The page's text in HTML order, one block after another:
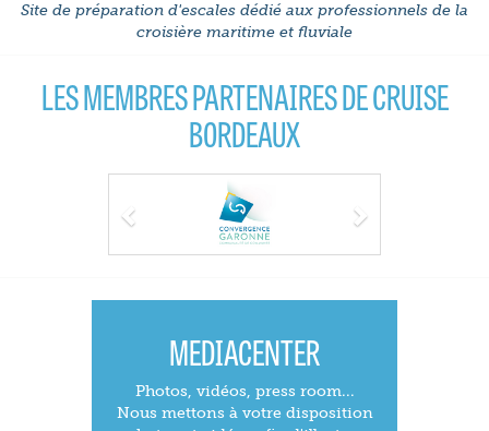
Site de préparation d'escales dédié aux professionnels de la
croisière maritime et fluviale
LES MEMBRES PARTENAIRES DE CRUISE
BORDEAUX
MEDIACENTER
Photos, vidéos, press room...
Nous mettons à votre disposition